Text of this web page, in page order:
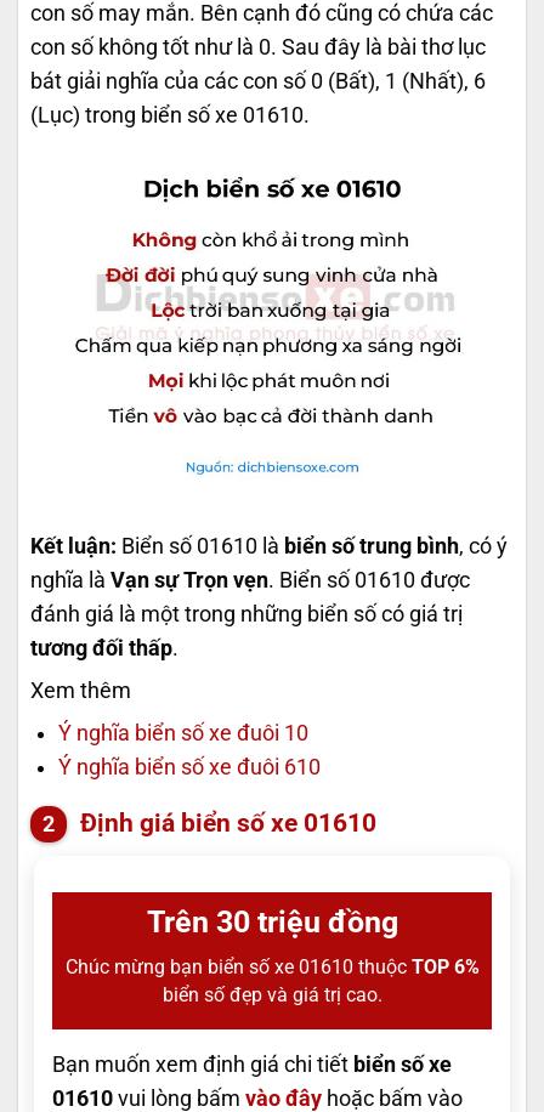
con số may mắn. Bên cạnh đó cũng có chứa các
con số không tốt như là 0. Sau đây là bài thơ lục
bát giải nghĩa của các con số 0 (Bất), 1 (Nhất), 6
(Lục) trong biển số xe 01610.
Kết luận: Biển số 01610 là biển số trung bình, có ý
nghĩa là Vạn sự Trọn vẹn. Biển số 01610 được
đánh giá là một trong những biển số có giá trị
tương đối thấp.
Xem thêm
Ý nghĩa biển số xe đuôi 10
Ý nghĩa biển số xe đuôi 610
Định giá biển số xe 01610
Trên 30 triệu đồng
Chúc mừng bạn biển số xe 01610 thuộc TOP 6%
biển số đẹp và giá trị cao.
Bạn muốn xem định giá chi tiết biển số xe
01610 vui lòng bấm vào đây hoặc bấm vào